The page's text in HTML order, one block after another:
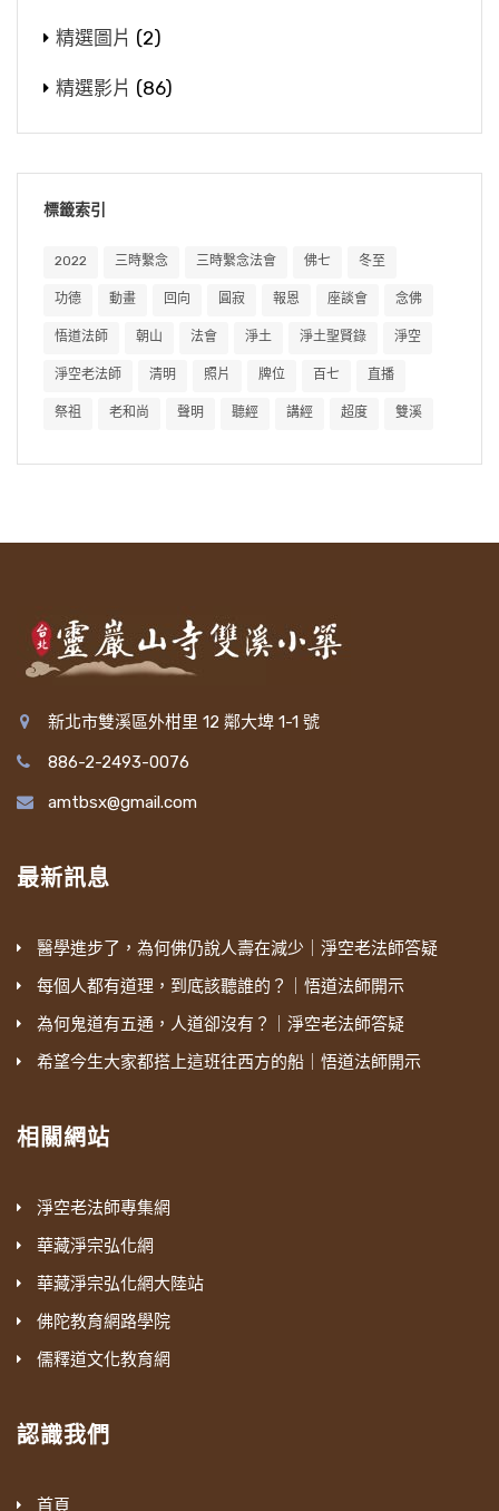
精選圖片 (2)
精選影片 (86)
標籤索引
2022 三時繫念 三時繫念法會 佛七 冬至
功德 動畫 回向 圓寂 報恩 座談會 念佛
悟道法師 朝山 法會 淨土 淨土聖賢錄 淨空
淨空老法師 清明 照片 牌位 百七 直播
祭祖 老和尚 聲明 聽經 講經 超度 雙溪
新北市雙溪區外柑里 12 鄰大埤 1-1 號
886-2-2493-0076
amtbsx@gmail.com
最新訊息
醫學進步了，為何佛仍說人壽在減少｜淨空老法師答疑
每個人都有道理，到底該聽誰的？｜悟道法師開示
為何鬼道有五通，人道卻沒有？｜淨空老法師答疑
希望今生大家都搭上這班往西方的船｜悟道法師開示
相關網站
淨空老法師專集網
華藏淨宗弘化網
華藏淨宗弘化網大陸站
佛陀教育網路學院
儒釋道文化教育網
認識我們
首頁